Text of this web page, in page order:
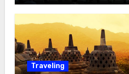
Traveling